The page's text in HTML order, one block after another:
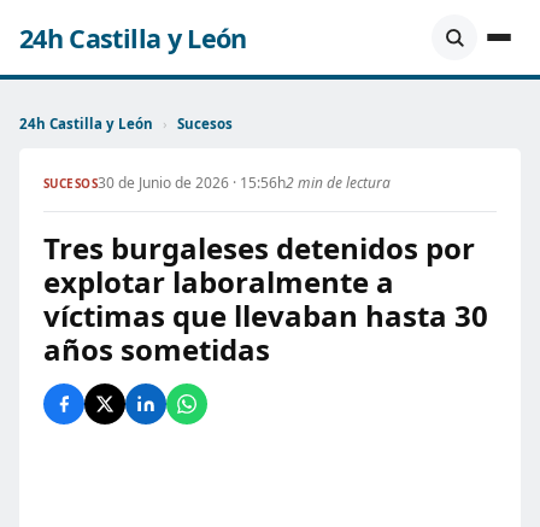
24h Castilla y León
24h Castilla y León › Sucesos
SUCESOS30 de Junio de 2026 · 15:56h2 min de lectura
Tres burgaleses detenidos por
explotar laboralmente a
víctimas que llevaban hasta 30
años sometidas